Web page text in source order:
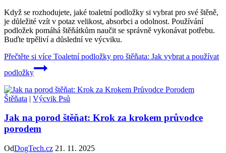
Když se rozhodujete, jaké toaletní podložky si vybrat pro své štěně,
je důležité vzít v potaz velikost, absorbci a odolnost. Používání
podložek pomáhá štěňátkům naučit se správně vykonávat potřebu.
Buďte trpěliví a důslední ve výcviku.
Přečtěte si více Toaletní podložky pro štěňata: Jak vybrat a používat
podložky
Štěňata | Výcvik Psů
Jak na porod štěňat: Krok za krokem průvodce
porodem
OdDogTech.cz 21. 11. 2025